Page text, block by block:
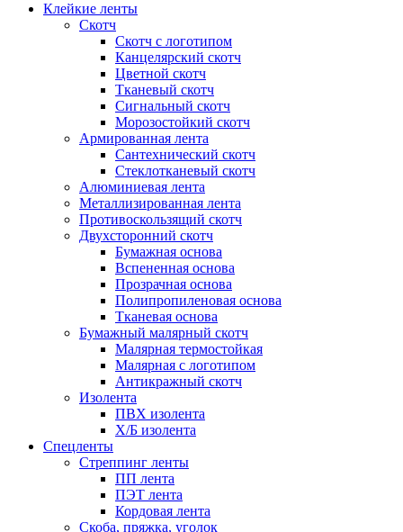
Клейкие ленты
Скотч
Скотч с логотипом
Канцелярский скотч
Цветной скотч
Тканевый скотч
Сигнальный скотч
Морозостойкий скотч
Армированная лента
Сантехнический скотч
Стеклотканевый скотч
Алюминиевая лента
Металлизированная лента
Противоскользящий скотч
Двухсторонний скотч
Бумажная основа
Вспененная основа
Прозрачная основа
Полипропиленовая основа
Тканевая основа
Бумажный малярный скотч
Малярная термостойкая
Малярная с логотипом
Антикражный скотч
Изолента
ПВХ изолента
Х/Б изолента
Спецленты
Стреппинг ленты
ПП лента
ПЭТ лента
Кордовая лента
Скоба, пряжка, уголок